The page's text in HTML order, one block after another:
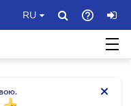
RU